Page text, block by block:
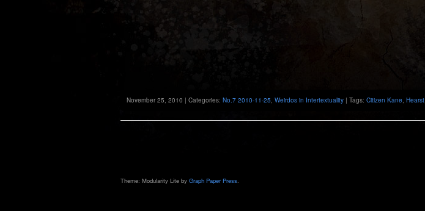
November 25, 2010 | Categories: No.7 2010-11-25, Weirdos in Intertextuality | Tags: Citizen Kane, Hearst
Theme: Modularity Lite by Graph Paper Press.